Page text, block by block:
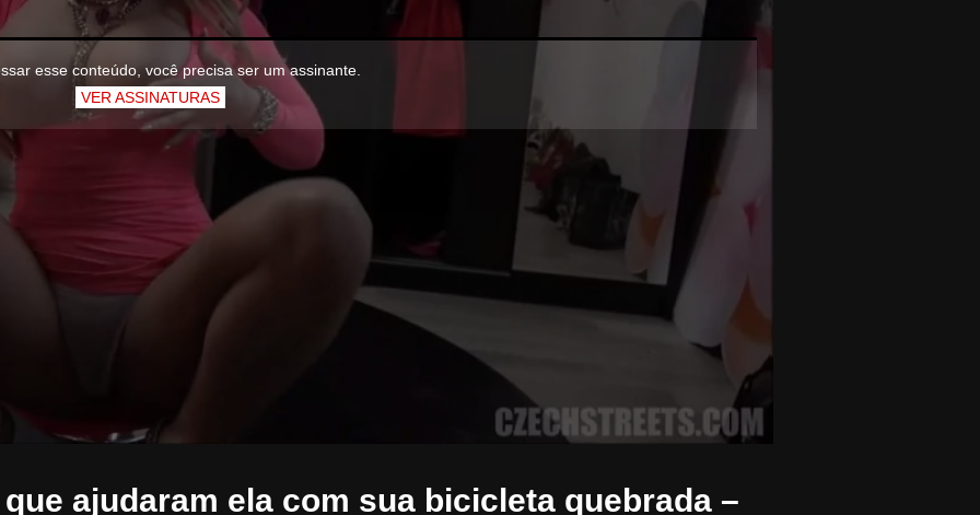
esse conteúdo, você precisa ser um assinante.
VER ASSINATURAS
ajudaram ela com sua bicicleta quebrada –